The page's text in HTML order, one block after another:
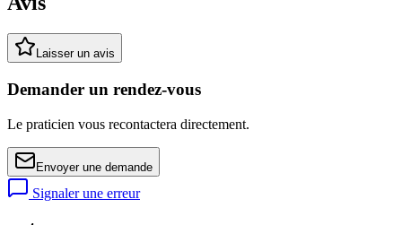
Laisser un avis
Demander un rendez-vous
Le praticien vous recontactera directement.
Envoyer une demande
Signaler une erreur